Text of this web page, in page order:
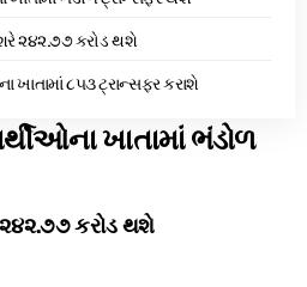
૨૪૨.૭૭ કરોડ થશે
ખાતામાં ૮૫૩ ટ્રાન્સફર કરાશે
ખાતામાં ભંડોળ
કરોડ થશે